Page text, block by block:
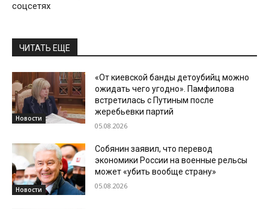
соцсетях
ЧИТАТЬ ЕЩЕ
Новости
«От киевской банды детоубийц можно
ожидать чего угодно». Памфилова
встретилась с Путиным после
жеребьевки партий
05.08.2026
Новости
Собянин заявил, что перевод
экономики России на военные рельсы
может «убить вообще страну»
05.08.2026